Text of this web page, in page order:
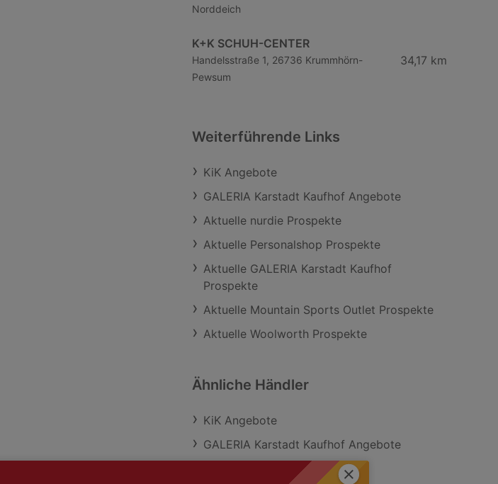
Schließen
Norddeich
K+K SCHUH-CENTER
Handelsstraße 1, 26736 Krummhörn-
Pewsum
34,17 km
Weiterführende Links
KiK Angebote
GALERIA Karstadt Kaufhof Angebote
Aktuelle nurdie Prospekte
Aktuelle Personalshop Prospekte
Aktuelle GALERIA Karstadt Kaufhof
Prospekte
Aktuelle Mountain Sports Outlet Prospekte
Aktuelle Woolworth Prospekte
Ähnliche Händler
KiK Angebote
GALERIA Karstadt Kaufhof Angebote
Woolworth Angebote